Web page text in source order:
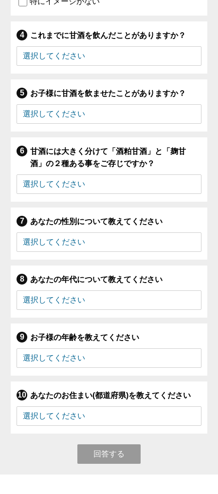
これまでに甘酒を飲んだことがありますか？
お子様に甘酒を飲ませたことがありますか？
甘酒には大きく分けて「酒粕甘酒」と「麹甘
酒」の２種ある事をご存じですか？
あなたの性別について教えてください
あなたの年代について教えてください
お子様の年齢を教えてください
あなたのお住まい(都道府県)を教えてください
回答する